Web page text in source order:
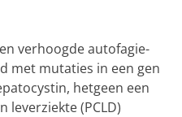
verhoogde autofagie-
met mutaties in een gen
hetgeen een
leverziekte (PCLD)